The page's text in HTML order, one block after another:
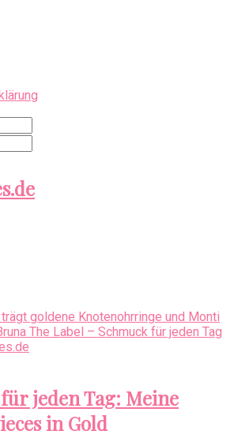
jeden Tag: Meine
in Gold